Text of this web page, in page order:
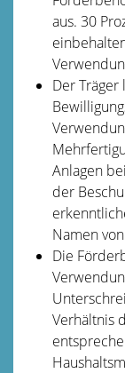
aus. 30
Der Träger
Anlagen
der
Namen
Die
Verhältnis